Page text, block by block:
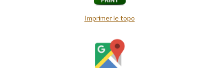
Imprimer le topo